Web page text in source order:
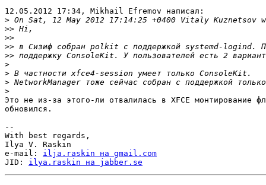
12.05.2012 17:34, Mikhail Efremov написал:
>
>>
>>
>>
>>
>
>
>
>
Это не из-за этого-ли отвалилась в XFCE монтирование
обновился.
--
With best regards,
Ilya V. Raskin
e-mail: ilja.raskin на gmail.com
JID: ilya.raskin на jabber.se